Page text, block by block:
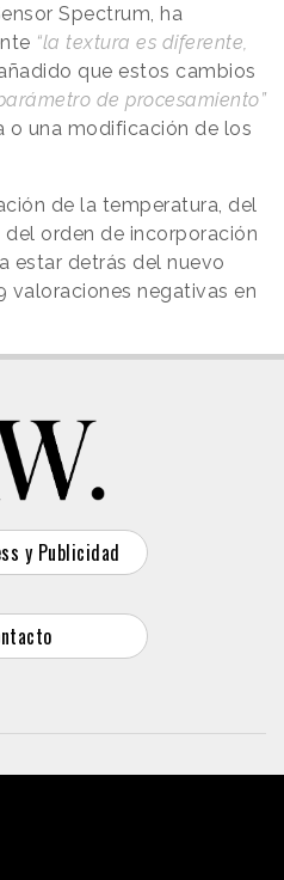
Spectrum, ha
“la textura es diferente,
que estos cambios
de procesamiento”
o una modificación de los
de la temperatura, del
orden de incorporación
estar detrás del nuevo
valoraciones negativas en
y Publicidad
Why